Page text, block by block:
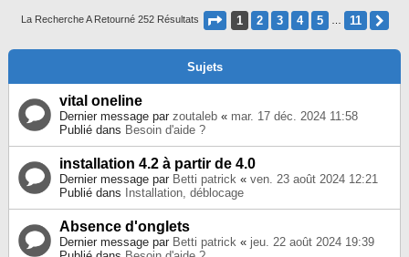
H
La Recherche A Retourné 252 Résultats Page 1Sur 11
1 2 3 4 5 11
Sujets
vital oneline
Dernier message par zoutaleb « mar. 17 déc. 2024 11:58
Publié dans Besoin d'aide ?
installation 4.2 à partir de 4.0
Dernier message par Betti patrick « ven. 23 août 2024 12:21
Publié dans Installation, déblocage
Absence d'onglets
Dernier message par Betti patrick « jeu. 22 août 2024 19:39